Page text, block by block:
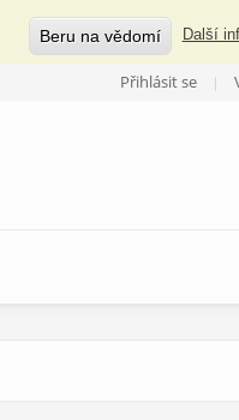
Beru na vědomí Další
Přihlásit se